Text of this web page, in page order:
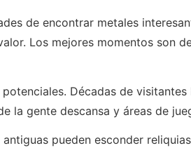
de encontrar metales
Los mejores momentos son
Décadas de
la gente descansa y áreas de
pueden esconder